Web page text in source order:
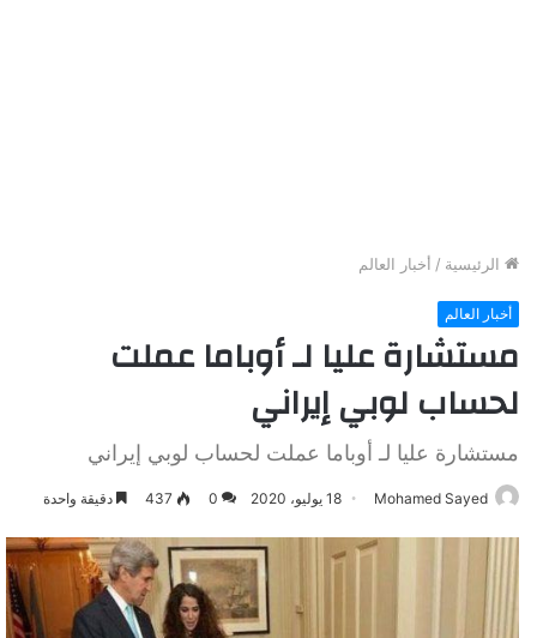
الرئيسية / أخبار العالم
أخبار العالم
مستشارة عليا لـ أوباما عملت
لحساب لوبي إيراني
مستشارة عليا لـ أوباما عملت لحساب لوبي إيراني
Mohamed Sayed 18 يوليو، 2020 0
437 دقيقة واحدة